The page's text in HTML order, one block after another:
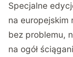
Specjalne
na europejskim
bez problemu,
na ogół